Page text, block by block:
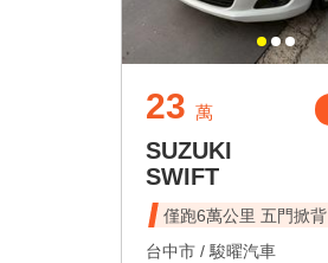
23 萬
SUZUKI
SWIFT
僅跑6萬公里 五門掀背
台中市 / 駿曜汽車